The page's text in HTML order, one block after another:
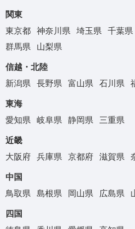
関東
東京都
神奈川県 埼玉県 千葉県
群馬県
山梨県
信越・北陸
新潟県
長野県 富山県 石川県
東海
愛知県
岐阜県 静岡県 三重県
近畿
大阪府
兵庫県 京都府 滋賀県
中国
鳥取県
島根県 岡山県 広島県
四国